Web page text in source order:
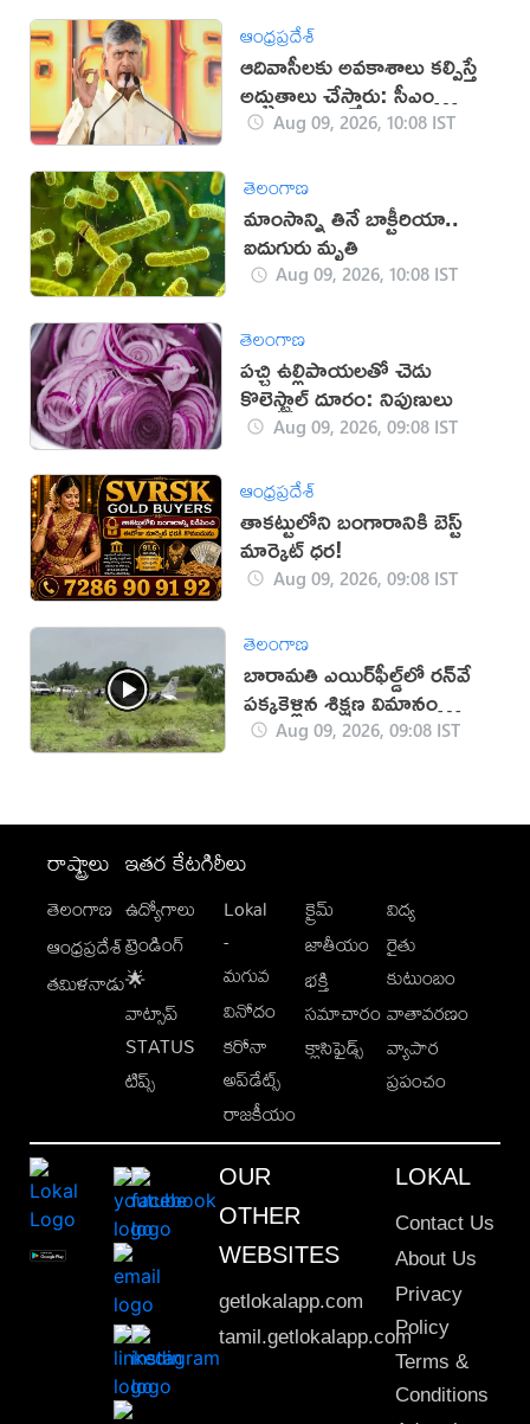
ఆంధ్రప్రదేశ్
ఆదివాసీలకు అవకాశాలు కల్పిస్తే
అద్భుతాలు చేస్తారు: సీఎం
చంద్రబాబు
Aug 09, 2026, 10:08 IST
తెలంగాణ
మాంసాన్ని తినే బాక్టీరియా..
ఐదుగురు మృతి
Aug 09, 2026, 10:08 IST
తెలంగాణ
పచ్చి ఉల్లిపాయలతో చెడు
కొలెస్ట్రాల్ దూరం: నిపుణులు
Aug 09, 2026, 09:08 IST
ఆంధ్రప్రదేశ్
తాకట్టులోని బంగారానికి బెస్ట్
మార్కెట్ ధర!
Aug 09, 2026, 09:08 IST
తెలంగాణ
బారామతి ఎయిర్‌ఫీల్డ్‌లో రన్‌వే
పక్కకెళ్లిన శిక్షణ విమానం
(వీడియో)
Aug 09, 2026, 09:08 IST
రాష్ట్రాలు
తెలంగాణ
ఆంధ్రప్రదేశ్
తమిళనాడు
ఇతర కేటగిరీలు
ఉద్యోగాలు
ట్రెండింగ్
🌟
వాట్సాప్
STATUS
టిప్స్
Lokal
-
మగువ
వినోదం
కరోనా
అప్‌డేట్స్
రాజకీయం
క్రైమ్
జాతీయం
భక్తి
సమాచారం
క్లాసిఫైడ్స్
విద్య
రైతు
కుటుంబం
వాతావరణం
వ్యాపార
ప్రపంచం
OUR
OTHER
WEBSITES
getlokalapp.com
tamil.getlokalapp.com
LOKAL
Contact Us
About Us
Privacy
Policy
Terms &
Conditions